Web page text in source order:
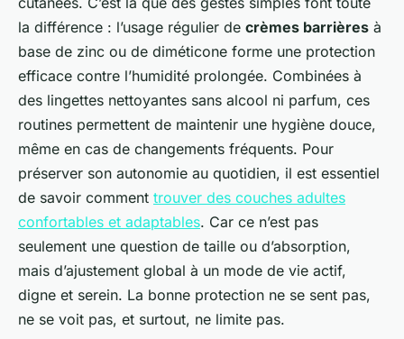
la différence : l’usage régulier de crèmes barrières à
base de zinc ou de diméticone forme une protection
efficace contre l’humidité prolongée. Combinées à
des lingettes nettoyantes sans alcool ni parfum, ces
routines permettent de maintenir une hygiène douce,
même en cas de changements fréquents. Pour
préserver son autonomie au quotidien, il est essentiel
de savoir comment trouver des couches adultes
confortables et adaptables. Car ce n’est pas
seulement une question de taille ou d’absorption,
mais d’ajustement global à un mode de vie actif,
digne et serein. La bonne protection ne se sent pas,
ne se voit pas, et surtout, ne limite pas.